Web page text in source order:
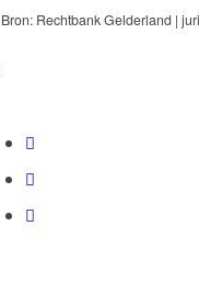
Bron: Rechtbank Gelderland |